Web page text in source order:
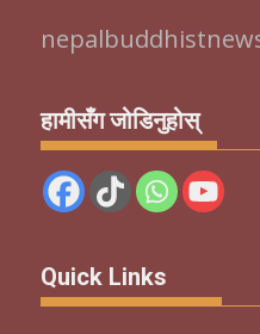
हामीसँग जोडिनुहोस्
Quick Links